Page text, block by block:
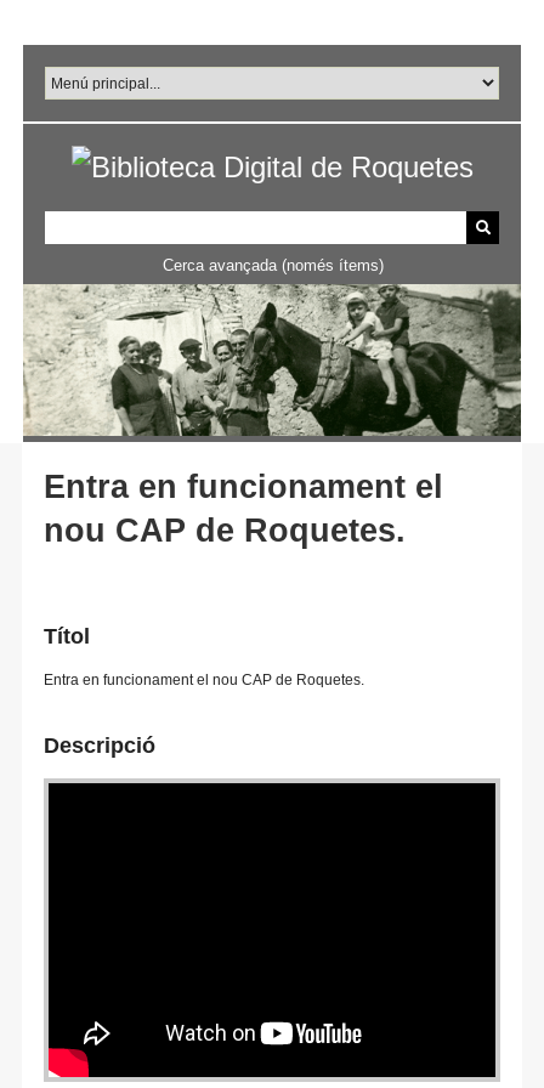
principal
Cerca avançada (només ítems)
Entra en funcionament el
nou CAP de Roquetes.
Títol
Entra en funcionament el nou CAP de Roquetes.
Descripció